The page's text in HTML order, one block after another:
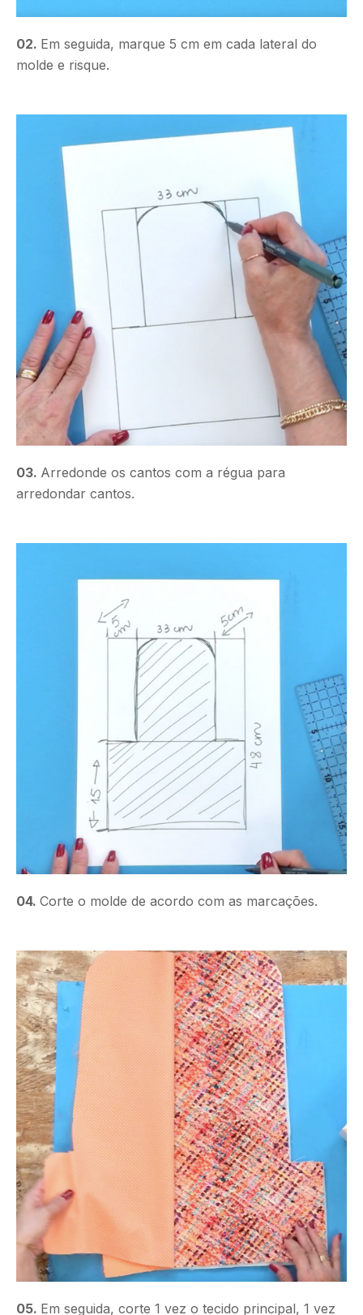
02. Em seguida, marque 5 cm em cada lateral do
molde e risque.
03. Arredonde os cantos com a régua para
arredondar cantos.
04. Corte o molde de acordo com as marcações.
05. Em seguida, corte 1 vez o tecido principal, 1 vez